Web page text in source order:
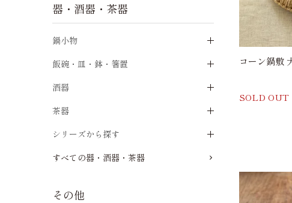
コーン鍋敷
SOLD OUT
器・酒器・茶器
鍋小物
飯碗・皿・鉢・箸置
酒器
茶器
シリーズから探す
すべての器・酒器・茶器
その他